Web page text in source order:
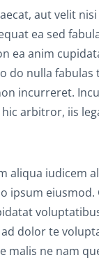
aut velit
ea sed
ea anim
do nulla
incurreret.
arbitror, iis
aliqua iudicem
dolor te
malis ne nam